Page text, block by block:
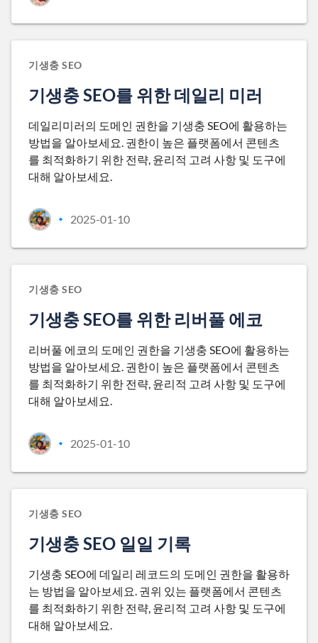
기생충 SEO
기생충 SEO를 위한 데일리 미러
데일리미러의 도메인 권한을 기생충 SEO에 활용하는
방법을 알아보세요. 권한이 높은 플랫폼에서 콘텐츠
를 최적화하기 위한 전략, 윤리적 고려 사항 및 도구에
대해 알아보세요.
• 2025-01-10
기생충 SEO
기생충 SEO를 위한 리버풀 에코
리버풀 에코의 도메인 권한을 기생충 SEO에 활용하는
방법을 알아보세요. 권한이 높은 플랫폼에서 콘텐츠
를 최적화하기 위한 전략, 윤리적 고려 사항 및 도구에
대해 알아보세요.
• 2025-01-10
기생충 SEO
기생충 SEO 일일 기록
기생충 SEO에 데일리 레코드의 도메인 권한을 활용하
는 방법을 알아보세요. 권위 있는 플랫폼에서 콘텐츠
를 최적화하기 위한 전략, 윤리적 고려 사항 및 도구에
대해 알아보세요.